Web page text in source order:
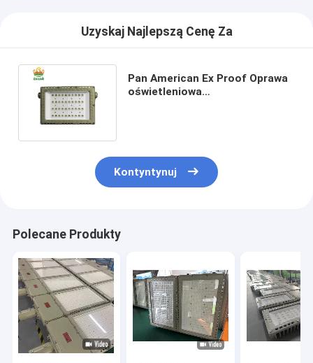
Uzyskaj Najlepszą Cenę Za
Pan American Ex Proof Oprawa
oświetleniowa
Kontyntynuj
Polecane Produkty